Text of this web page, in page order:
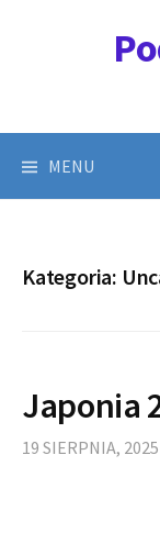
MENU
Kategoria:
Japonia
19 SIERPNIA, 2025